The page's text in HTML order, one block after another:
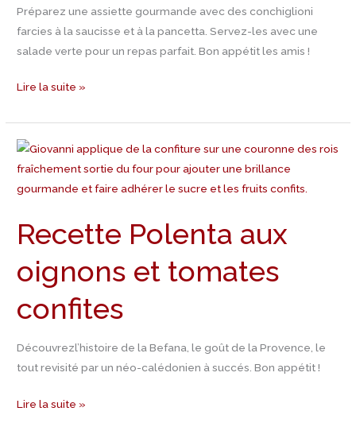
Préparez une assiette gourmande avec des conchiglioni
farcies à la saucisse et à la pancetta. Servez-les avec une
salade verte pour un repas parfait. Bon appétit les amis !
pancetta
Lire la suite »
Recette Polenta aux
oignons et tomates
confites
Découvrezl’histoire de la Befana, le goût de la Provence, le
tout revisité par un néo-calédonien à succés. Bon appétit !
Recette
Polenta
aux
et
tomates
confites
Lire la suite »